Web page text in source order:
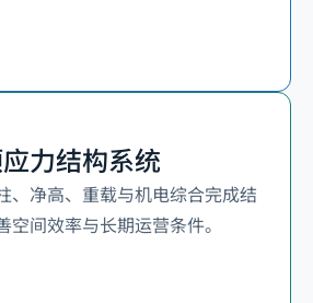
力结构系统
、净高、重载与机电综合完成结
空间效率与长期运营条件。